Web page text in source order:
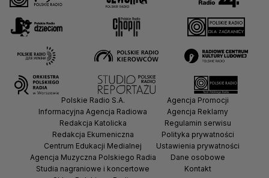
Polskie Radio S.A.
Informacyjna Agencja Radiowa
Redakcja Katolicka
Redakcja Ekumeniczna
Centrum Edukacji Medialnej
Agencja Muzyczna Polskiego Radia
Studia nagraniowe i koncertowe
Agencja Promocji
Agencja Reklamy
Regulamin serwisu
Polityka prywatności
Ustawienia prywatności
Dane osobowe
Kontakt